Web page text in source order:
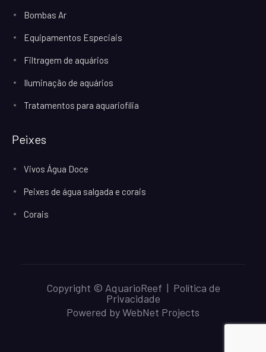
Bombas Ar
Equipamentos Especiais
Filtragem de aquários
Iluminação de aquários
Tratamentos para aquariofilia
Peixes
Vivos Água Doce
Peixes de água salgada e corais
Corais
Copyright © AquarioReef | Política de
Privacidade
Powered byWebNet Projects